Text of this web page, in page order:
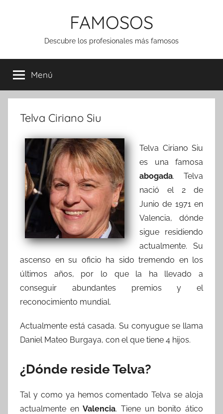
FAMOSOS
Descubre los profesionales más famosos
Menú
Telva Ciriano Siu
Telva Ciriano Siu
es una famosa
abogada. Telva
nació el 2 de
Junio de 1971 en
Valencia, dónde
sigue residiendo
actualmente. Su
ascenso en su oficio ha sido tremendo en los
últimos años, por lo que la ha llevado a
conseguir abundantes premios y el
reconocimiento mundial.
Actualmente está casada. Su conyugue se llama
Daniel Mateo Burgaya, con el que tiene 4 hijos.
¿Dónde reside Telva?
Tal y como ya hemos comentado Telva se aloja
actualmente enValencia. Tiene un bonito ático